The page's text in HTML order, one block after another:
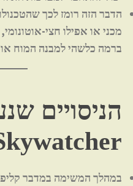
הדבר הזה רומז לכך
מכני או אפילו חצי-אוטונומי,
ברמה כלשהי למבנה המוח
הניסויים
במהלך המשימה במדבר